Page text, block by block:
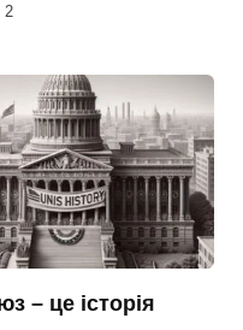
2
– це історія